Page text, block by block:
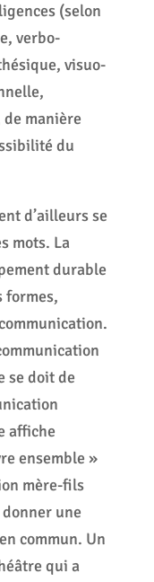
(selon
verbo-
visuo-
manière
du
d’ailleurs se
mots. La
durable
formes,
se doit de
affiche
ensemble »
mère-fils
une
commun. Un
qui a